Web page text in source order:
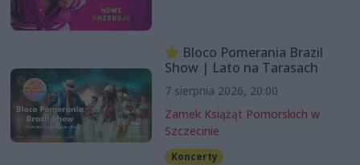
Bloco Pomerania Brazil
Show | Lato na Tarasach
7 sierpnia 2026, 20:00
Zamek Książąt Pomorskich w
Szczecinie
Koncerty